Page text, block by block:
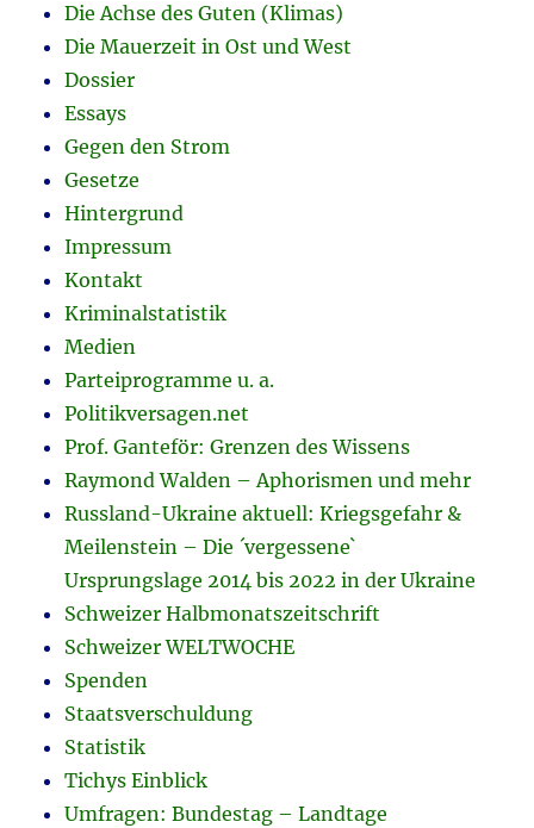
Die Achse des Guten (Klimas)
Die Mauerzeit in Ost und West
Dossier
Essays
Gegen den Strom
Gesetze
Hintergrund
Impressum
Kontakt
Kriminalstatistik
Medien
Parteiprogramme u. a.
Politikversagen.net
Prof. Ganteför: Grenzen des Wissens
Raymond Walden – Aphorismen und mehr
Russland-Ukraine aktuell: Kriegsgefahr &
Meilenstein – Die ´vergessene`
Ursprungslage 2014 bis 2022 in der Ukraine
Schweizer Halbmonatszeitschrift
Schweizer WELTWOCHE
Spenden
Staatsverschuldung
Statistik
Tichys Einblick
Umfragen: Bundestag – Landtage